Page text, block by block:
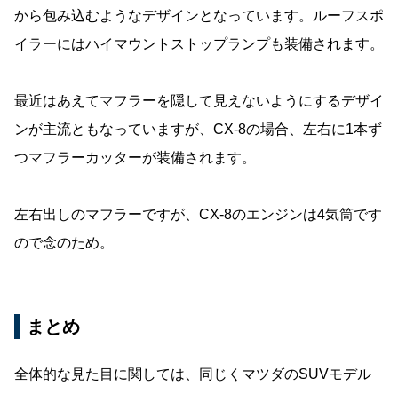
から包み込むようなデザインとなっています。ルーフスポ
イラーにはハイマウントストップランプも装備されます。
最近はあえてマフラーを隠して見えないようにするデザイ
ンが主流ともなっていますが、CX-8の場合、左右に1本ず
つマフラーカッターが装備されます。
左右出しのマフラーですが、CX-8のエンジンは4気筒です
ので念のため。
まとめ
全体的な見た目に関しては、同じくマツダのSUVモデル